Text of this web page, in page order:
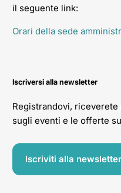
il seguente link:
Orari della sede
Iscriversi alla newsletter
Registrandovi,
sugli eventi e le offerte
Iscriviti alla